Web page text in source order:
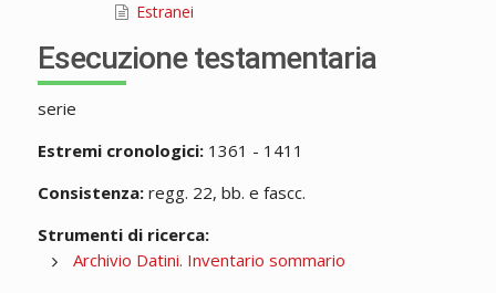
Estranei
Esecuzione testamentaria
serie
Estremi cronologici:1361 - 1411
Consistenza:regg. 22, bb. e fascc.
Strumenti di ricerca:
Archivio Datini. Inventario sommario